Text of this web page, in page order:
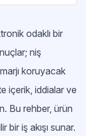
odaklı bir
niş
koruyacak
içerik, iddialar ve
Bu rehber, ürün
iş akışı sunar.